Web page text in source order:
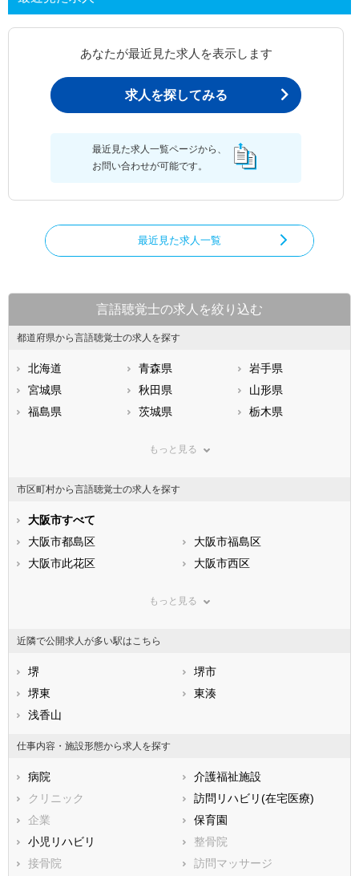
あなたが最近見た求人を表示します
求人を探してみる
最近見た求人一覧ページから、
お問い合わせが可能です。
最近見た求人一覧
言語聴覚士の求人を絞り込む
都道府県から言語聴覚士の求人を探す
北海道 青森県
岩手県
宮城県
秋田県
山形県
福島県
茨城県
栃木県
神奈川県
石川県
福井県
静岡県
滋賀県
大阪府
兵庫県
和歌山県
山口県
福岡県
佐賀県
熊本県
鹿児島県
もっと見る
市区町村から言語聴覚士の求人を探す
大阪市すべて
大阪市都島区
大阪市福島区
大阪市此花区
大阪市西区
大阪市浪速区
大阪市東成区
大阪市旭区
大阪市城東区
大阪市阿倍野区
大阪市住吉区
大阪市東住吉区
大阪市北区
大阪市中央区
堺市すべて
堺市堺区
堺市中区
堺市東区
堺市西区
堺市南区
堺市北区
もっと見る
近隣で公開求人が多い駅はこちら
堺
堺市
堺東
東湊
浅香山
仕事内容・施設形態から求人を探す
病院
介護福祉施設
クリニック
訪問リハビリ(在宅医療)
企業
保育園
小児リハビリ
整骨院
接骨院
訪問マッサージ